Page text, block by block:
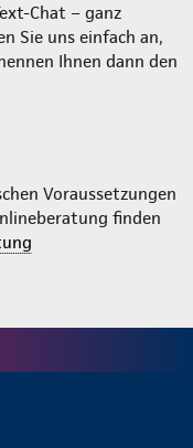
Chat – ganz
Sie uns einfach an,
Ihnen dann den
Voraussetzungen
finden